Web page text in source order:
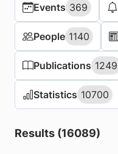
Events 369
Events 369
People 1140
People 1140
Publications 1249
Publications 1249
Statistics 10700
Statistics 10700
Results (16089)